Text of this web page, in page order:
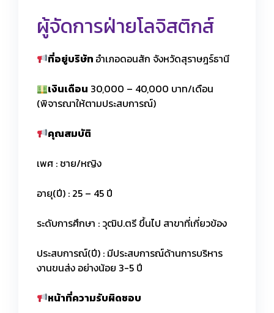
ผู้จัดการฝ่ายโลจิสติกส์
ที่อยู่บริษัท อำเภอดอนสัก จังหวัดสุราษฎร์ธานี
เงินเดือน 30,000 – 40,000 บาท/เดือน
(พิจารณาให้ตามประสบการณ์)
คุณสมบัติ
เพศ : ชาย/หญิง
อายุ(ปี) : 25 – 45 ปี
ระดับการศึกษา : วุฒิป.ตรี ขึ้นไป สาขาที่เกี่ยวข้อง
ประสบการณ์(ปี) : มีประสบการณ์ด้านการบริหาร
งานขนส่ง อย่างน้อย 3-5 ปี
หน้าที่ความรับผิดชอบ